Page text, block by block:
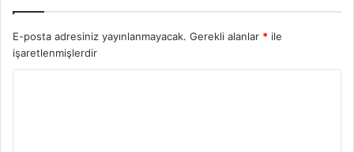
E-posta adresiniz yayınlanmayacak. Gerekli alanlar * ile
işaretlenmişlerdir